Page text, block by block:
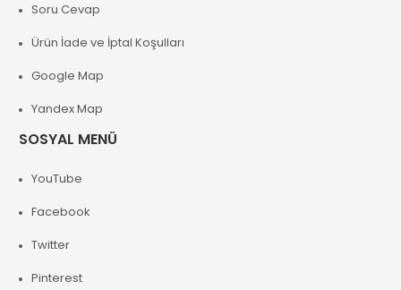
Soru Cevap
Ürün İade ve İptal Koşulları
Google Map
Yandex Map
SOSYAL MENÜ
YouTube
Facebook
Twitter
Pinterest